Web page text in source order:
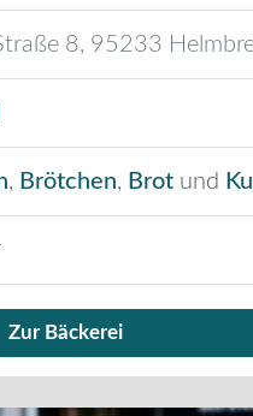
8, 95233
, Brötchen, Brot und
Zur Bäckerei